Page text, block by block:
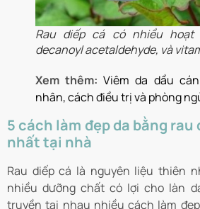
Rau diếp cá có nhiều
decanoyl acetaldehyde, và
Xem thêm: Viêm da dầu
nhân, cách điều trị và phòng
5 cách làm đẹp da bằng
nhất tại nhà
Rau diếp cá là nguyên liệu thiên
nhiều dưỡng chất có lợi cho làn
truyền tai nhau nhiều cách làm